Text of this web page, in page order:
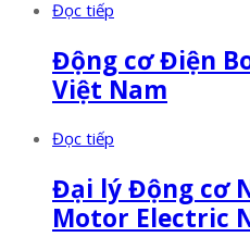
Đọc tiếp
Động cơ Điện
Việt Nam
Đọc tiếp
Đại lý Động cơ
Motor Electric